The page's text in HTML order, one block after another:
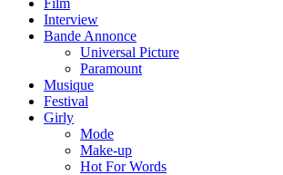
Film
Interview
Bande Annonce
Universal Picture
Paramount
Musique
Festival
Girly
Mode
Make-up
Hot For Words